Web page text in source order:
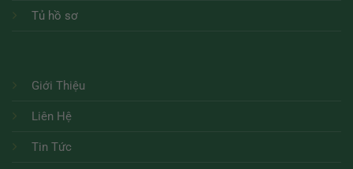
Tủ hồ sơ
Giới Thiệu
Liên Hệ
Tin Tức